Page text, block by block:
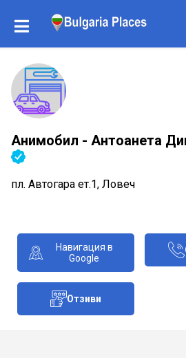
Анимобил - Антоанета
пл. Автогара ет.1, Ловеч
Навигация в
Google
Отзиви